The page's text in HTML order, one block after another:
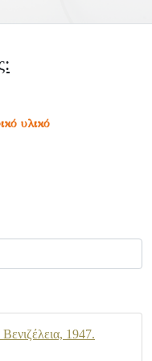
υλικό
1947.